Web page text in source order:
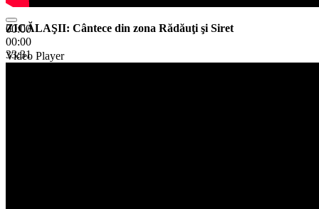
00:00
00:00
33:31
ZICĂLAŞII: Cântece din zona Rădăuţi şi Siret
Video Player